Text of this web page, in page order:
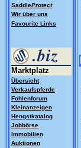
SaddleProtect
Wir über uns
Favourite Links
Marktplatz
Übersicht
Verkaufspferde
Fohlenforum
Kleinanzeigen
Hengstkatalog
Jobbörse
Immobilien
Auktionen